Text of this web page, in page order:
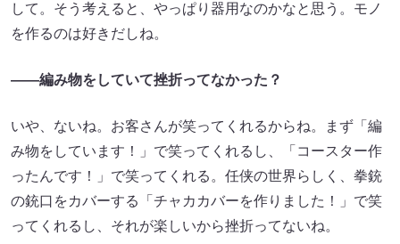
して。そう考えると、やっぱり器用なのかなと思う。モノ
を作るのは好きだしね。
――編み物をしていて挫折ってなかった？
いや、ないね。お客さんが笑ってくれるからね。まず「編
み物をしています！」で笑ってくれるし、「コースター作
ったんです！」で笑ってくれる。任侠の世界らしく、拳銃
の銃口をカバーする「チャカカバーを作りました！」で笑
ってくれるし、それが楽しいから挫折ってないね。